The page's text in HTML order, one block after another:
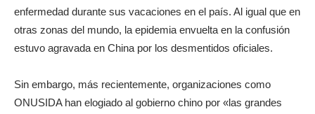
enfermedad durante sus vacaciones en el país. Al igual que en
otras zonas del mundo, la epidemia envuelta en la confusión
estuvo agravada en China por los desmentidos oficiales.
Sin embargo, más recientemente, organizaciones como
ONUSIDA han elogiado al gobierno chino por «las grandes